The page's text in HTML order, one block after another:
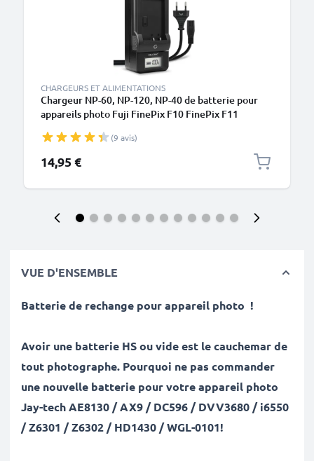
CHARGEURS ET ALIMENTATIONS
Chargeur NP-60, NP-120, NP-40 de batterie pour
appareils photo Fuji FinePix F10 FinePix F11
M603 de CELLONIC
(9 avis)
14,95 €
VUE D'ENSEMBLE
Batterie de rechange pour appareil photo !
Avoir une batterie HS ou vide est le cauchemar de
tout photographe. Pourquoi ne pas commander
une nouvelle batterie pour votre appareil photo
Jay-tech AE8130 / AX9 / DC596 / DVV3680 / i6550
/ Z6301 / Z6302 / HD1430 / WGL-0101!